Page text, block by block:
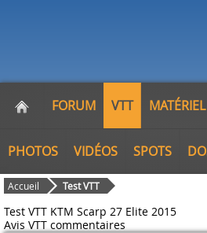
FORUM VTT MATÉRIEL
PHOTOS VIDÉOS SPOTS
Accueil Test VTT
Test VTT KTM Scarp 27 Elite 2015
Avis VTT commentaires